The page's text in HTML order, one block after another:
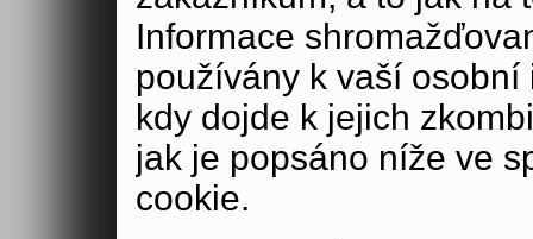
Informace
používány k vaší
kdy dojde k jejich
jak je popsáno níže ve
cookie.